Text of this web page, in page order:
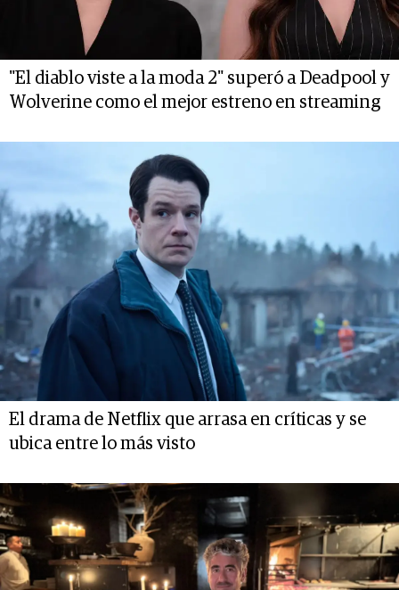
"El diablo viste a la moda 2" superó a Deadpool y
Wolverine como el mejor estreno en streaming
El drama de Netflix que arrasa en críticas y se
ubica entre lo más visto